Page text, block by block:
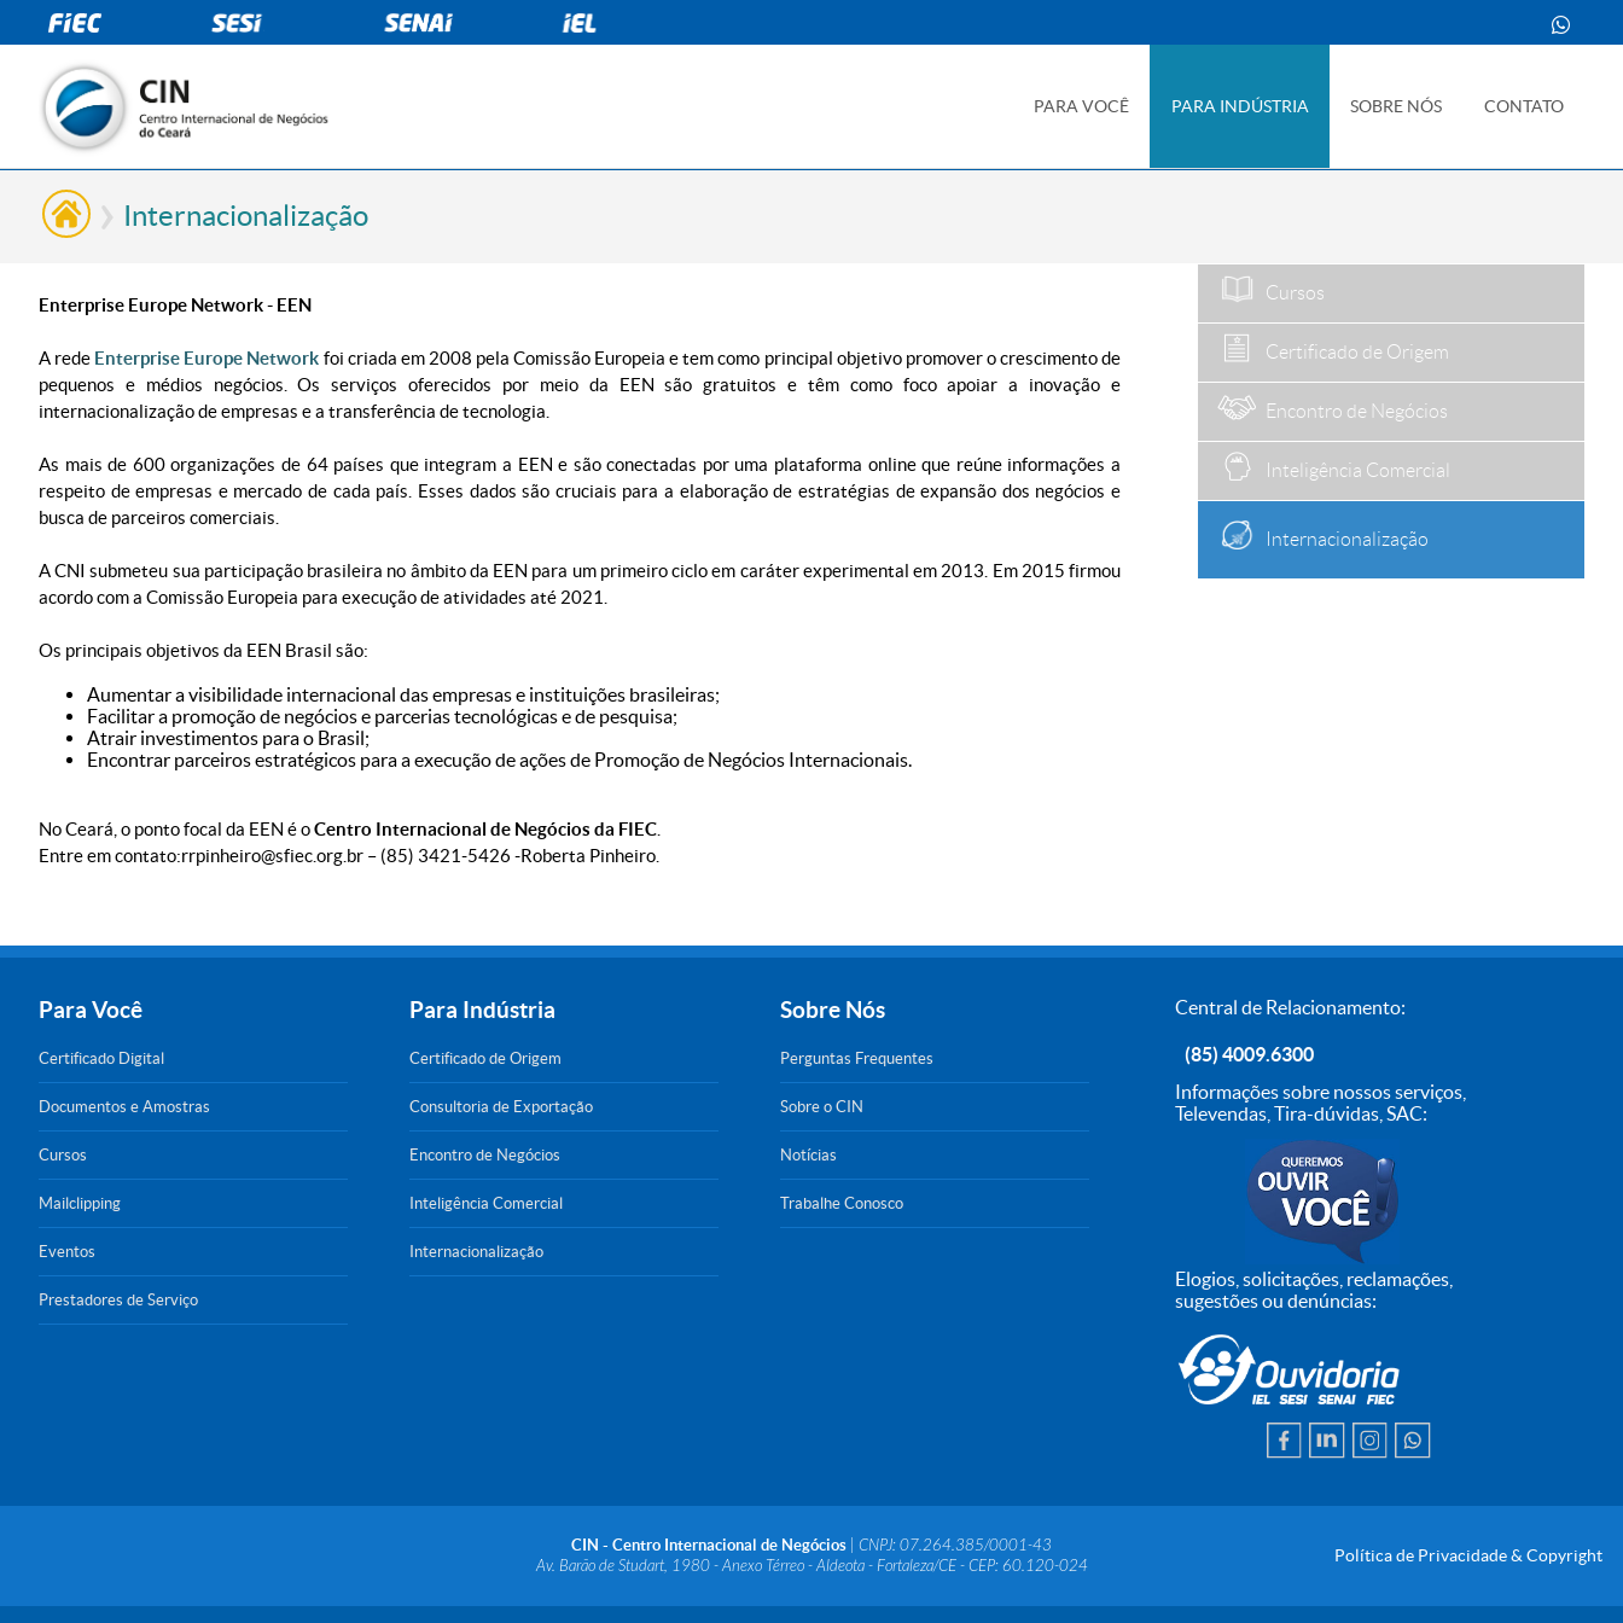
PARA VOCÊ PARA INDÚSTRIA SOBRE NÓS CONTATO
Internacionalização
Enterprise Europe Network - EEN
​A rede Enterprise Europe Network foi criada em 2008 pela Comissão Europeia e tem como principal objetivo promover o crescimento de
pequenos e médios negócios. Os serviços oferecidos por meio da EEN são gratuitos e têm como foco apoiar a inovação e
internacionalização de empresas e a transferência de tecnologia.
As mais de 600 organizações de 64 países que integram a EEN e são conectadas por uma plataforma online que reúne informações a
respeito de empresas e mercado de cada país. Esses dados são cruciais para a elaboração de estratégias de expansão dos negócios e
busca de parceiros comerciais.
A CNI submeteu sua participação brasileira no âmbito da EEN para um primeiro ciclo em caráter experimental em 2013. Em 2015 firmou
acordo com a Comissão Europeia para execução de atividades até 2021.
Os principais objetivos da EEN Brasil são:
Aumentar a visibilidade internacional das empresas e instituições brasileiras;
Facilitar a promoção de negócios e parcerias tecnológicas e de pesquisa;
Atrair investimentos para o Brasil;
Encontrar parceiros estratégicos para a execução de ações de Promoção de Negócios Internacionais.
No Ceará, o ponto focal da EEN é oCentro Internacional de Negócios da FIEC
Entre em contato: rrpinheiro@sfiec.org.br – (85) 3421-5426 - Roberta Pinheiro.
Cursos
Certificado de Origem
Encontro de Negócios
Inteligência Comercial
Internacionalização
Para Você
Certificado Digital
Documentos e Amostras
Cursos
Mailclipping
Eventos
Prestadores de Serviço
Para Indústria
Certificado de Origem
Consultoria de Exportação
Encontro de Negócios
Inteligência Comercial
Internacionalização
Sobre Nós
Perguntas Frequentes
Sobre o CIN
Notícias
Trabalhe Conosco
Central de Relacionamento:
(85) 4009.6300
Informações sobre nossos serviços,
Televendas, Tira-dúvidas, SAC:
Elogios, solicitações, reclamações,
sugestões ou denúncias:
CIN - Centro Internacional de Negócios
| CNPJ: 07.264.385/0001-43
Av. Barão de Studart, 1980 - Anexo Térreo - Aldeota - Fortaleza/CE - CEP: 60.120-024
Política de Privacidade & Copyright